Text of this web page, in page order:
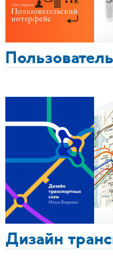
Дизайн